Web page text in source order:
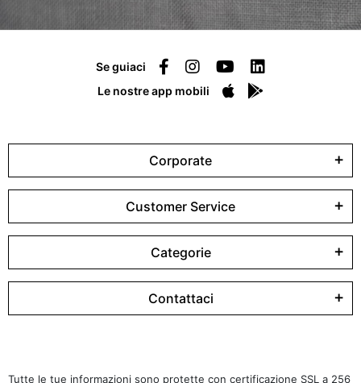
Se guiaci
Le nostre app mobili
Corporate
Customer Service
Categorie
Contattaci
Tutte le tue informazioni sono protette con certificazione SSL a 256